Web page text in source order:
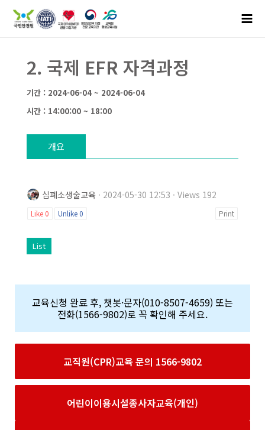
2. 국제 EFR 자격과정
기간 : 2024-06-04 ~ 2024-06-04
시간 : 14:00:00 ~ 18:00
개요
심폐소생술교육 · 2024-05-30 12:53 · Views 192
Like 0 Unlike0 Print
List
교육신청 완료 후, 챗봇·문자(010-8507-4659) 또는
전화(1566-9802)로 꼭 확인해 주세요.
교직원(CPR)교육 문의 1566-9802
어린이이용시설종사자교육(개인)